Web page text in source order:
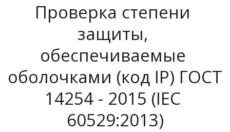
Проверка степени
защиты,
обеспечиваемые
оболочками (код IP) ГОСТ
14254 - 2015 (IEC
60529:2013)